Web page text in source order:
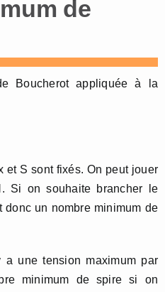
de
Boucherot appliquée à la
et S sont fixés. On peut jouer
Si on souhaite brancher le
donc un nombre minimum de
une tension maximum par
minimum de spire si on